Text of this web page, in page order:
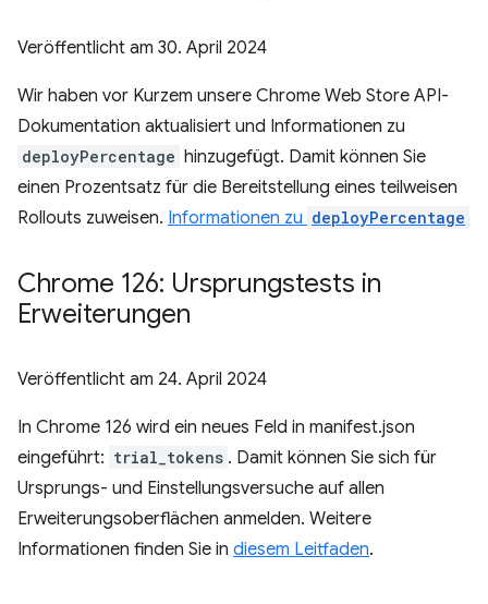
Veröffentlicht am 30. April 2024
Wir haben vor Kurzem unsere Chrome Web Store API-
Dokumentation aktualisiert und Informationen zu
deployPercentage hinzugefügt. Damit können Sie
einen Prozentsatz für die Bereitstellung eines teilweisen
Rollouts zuweisen. Informationen zu deployPercentage
Chrome 126: Ursprungstests in
Erweiterungen
Veröffentlicht am 24. April 2024
In Chrome 126 wird ein neues Feld in manifest.json
eingeführt: trial_tokens . Damit können Sie sich für
Ursprungs- und Einstellungsversuche auf allen
Erweiterungsoberflächen anmelden. Weitere
Informationen finden Sie in diesem Leitfaden.